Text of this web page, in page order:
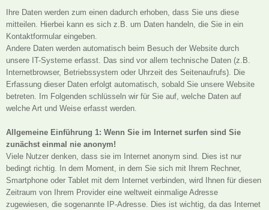
Ihre Daten werden zum einen dadurch erhoben, dass Sie uns diese
mitteilen. Hierbei kann es sich z.B. um Daten handeln, die Sie in ein
Kontaktformular eingeben.
Andere Daten werden automatisch beim Besuch der Website durch
unsere IT-Systeme erfasst. Das sind vor allem technische Daten (z.B.
Internetbrowser, Betriebssystem oder Uhrzeit des Seitenaufrufs). Die
Erfassung dieser Daten erfolgt automatisch, sobald Sie unsere Website
betreten. Im Folgenden schlüsseln wir für Sie auf, welche Daten auf
welche Art und Weise erfasst werden.
Allgemeine Einführung 1: Wenn Sie im Internet surfen sind Sie
zunächst einmal nie anonym!
Viele Nutzer denken, dass sie im Internet anonym sind. Dies ist nur
bedingt richtig. In dem Moment, in dem Sie sich mit Ihrem Rechner,
Smartphone oder Tablet mit dem Internet verbinden, wird Ihnen für diesen
Zeitraum von Ihrem Provider eine weltweit einmalige Adresse
zugewiesen, die sogenannte IP-Adresse. Dies ist wichtig, da das Internet